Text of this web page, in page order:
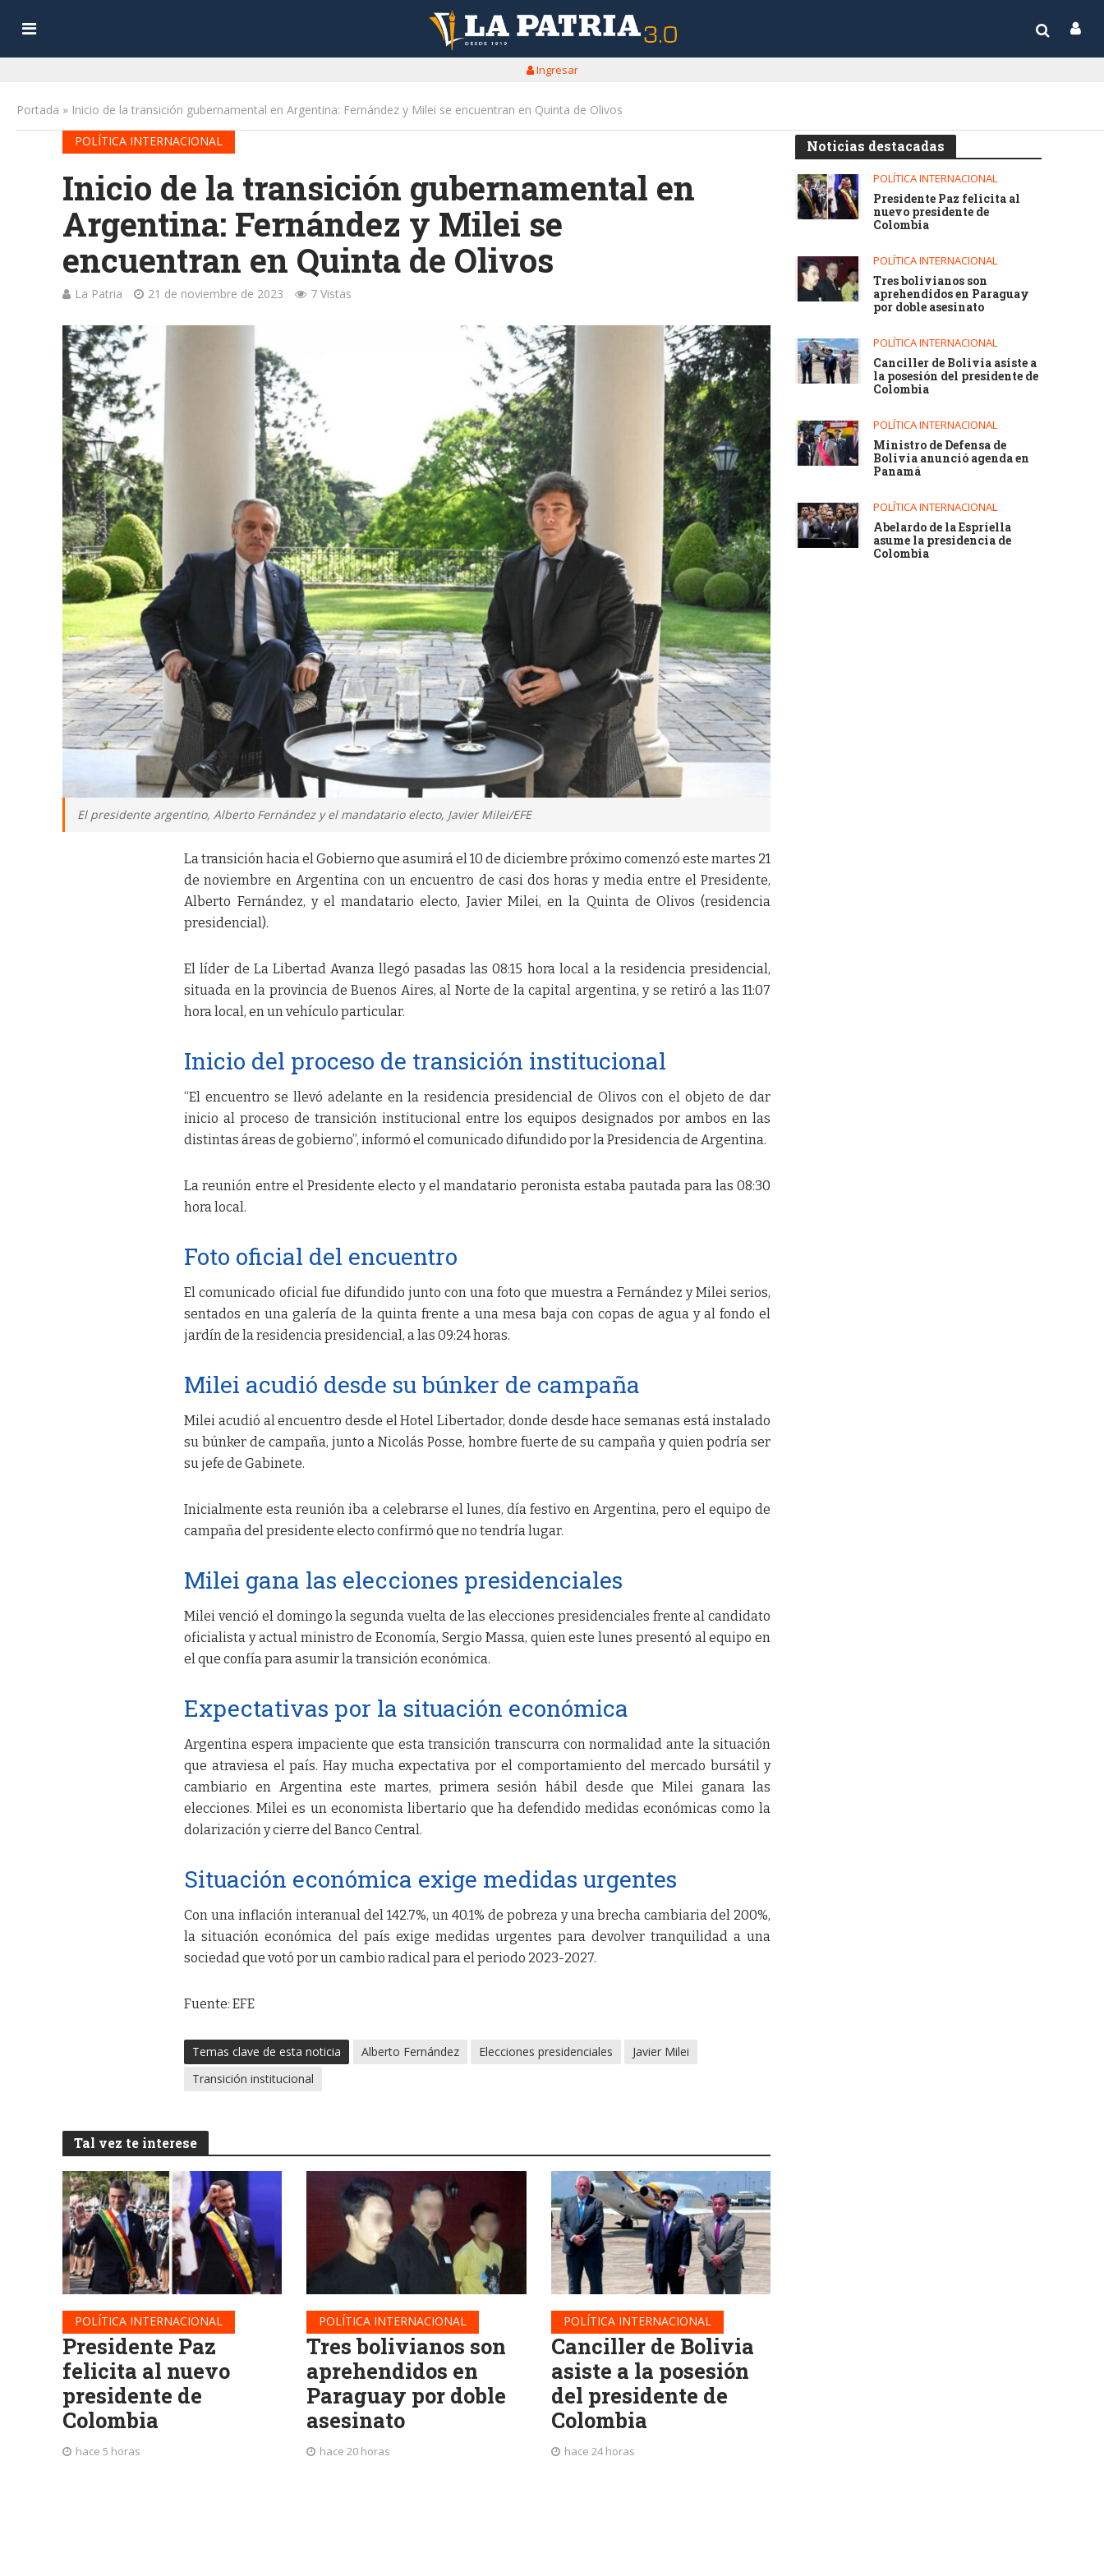
Ingresar
Portada » Inicio de la transición gubernamental en Argentina: Fernández y Milei se encuentran en Quinta de Olivos
POLÍTICA INTERNACIONAL
Inicio de la transición gubernamental en
Argentina: Fernández y Milei se
encuentran en Quinta de Olivos
La Patria 21 de noviembre de 2023 7 Vistas
El presidente argentino, Alberto Fernández y el mandatario electo, Javier Milei/EFE
La transición hacia el Gobierno que asumirá el 10 de diciembre próximo comenzó este martes 21
de noviembre en Argentina con un encuentro de casi dos horas y media entre el Presidente,
Alberto Fernández, y el mandatario electo, Javier Milei, en la Quinta de Olivos (residencia
presidencial).
El líder de La Libertad Avanza llegó pasadas las 08:15 hora local a la residencia presidencial,
situada en la provincia de Buenos Aires, al Norte de la capital argentina, y se retiró a las 11:07
hora local, en un vehículo particular.
Inicio del proceso de transición institucional
“El encuentro se llevó adelante en la residencia presidencial de Olivos con el objeto de dar
inicio al proceso de transición institucional entre los equipos designados por ambos en las
distintas áreas de gobierno”, informó el comunicado difundido por la Presidencia de Argentina.
La reunión entre el Presidente electo y el mandatario peronista estaba pautada para las 08:30
hora local.
Foto oficial del encuentro
El comunicado oficial fue difundido junto con una foto que muestra a Fernández y Milei serios,
sentados en una galería de la quinta frente a una mesa baja con copas de agua y al fondo el
jardín de la residencia presidencial, a las 09:24 horas.
Milei acudió desde su búnker de campaña
Milei acudió al encuentro desde el Hotel Libertador, donde desde hace semanas está instalado
su búnker de campaña, junto a Nicolás Posse, hombre fuerte de su campaña y quien podría ser
su jefe de Gabinete.
Inicialmente esta reunión iba a celebrarse el lunes, día festivo en Argentina, pero el equipo de
campaña del presidente electo confirmó que no tendría lugar.
Milei gana las elecciones presidenciales
Milei venció el domingo la segunda vuelta de las elecciones presidenciales frente al candidato
oficialista y actual ministro de Economía, Sergio Massa, quien este lunes presentó al equipo en
el que confía para asumir la transición económica.
Expectativas por la situación económica
Argentina espera impaciente que esta transición transcurra con normalidad ante la situación
que atraviesa el país. Hay mucha expectativa por el comportamiento del mercado bursátil y
cambiario en Argentina este martes, primera sesión hábil desde que Milei ganara las
elecciones. Milei es un economista libertario que ha defendido medidas económicas como la
dolarización y cierre del Banco Central.
Situación económica exige medidas urgentes
Con una inflación interanual del 142.7%, un 40.1% de pobreza y una brecha cambiaria del 200%,
la situación económica del país exige medidas urgentes para devolver tranquilidad a una
sociedad que votó por un cambio radical para el periodo 2023-2027.
Fuente: EFE
Temas clave de esta noticia Alberto Fernández Elecciones presidenciales
Javier Milei
Transición institucional
Tal vez te interese
POLÍTICA INTERNACIONAL
Presidente Paz
felicita al nuevo
presidente de
Colombia
hace 5 horas
POLÍTICA INTERNACIONAL
Tres bolivianos son
aprehendidos en
Paraguay por doble
asesinato
hace 20 horas
POLÍTICA INTERNACIONAL
Canciller de Bolivia
asiste a la posesión
del presidente de
Colombia
hace 24 horas
Noticias destacadas
POLÍTICA INTERNACIONAL
Presidente Paz felicita al
nuevo presidente de
Colombia
POLÍTICA INTERNACIONAL
Tres bolivianos son
aprehendidos en Paraguay
por doble asesinato
POLÍTICA INTERNACIONAL
Canciller de Bolivia asiste a
la posesión del presidente de
Colombia
POLÍTICA INTERNACIONAL
Ministro de Defensa de
Bolivia anunció agenda en
Panamá
POLÍTICA INTERNACIONAL
Abelardo de la Espriella
asume la presidencia de
Colombia